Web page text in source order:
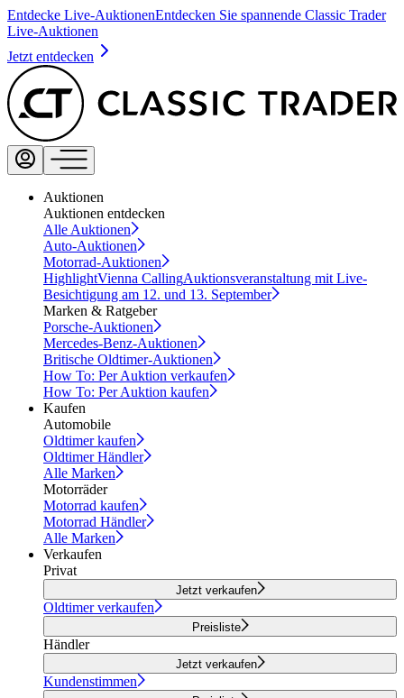
Entdecke Live-AuktionenEntdecken Sie spannende Classic Trader
Live-Auktionen
Jetzt entdecken
Auktionen
Auktionen entdecken
Alle Auktionen
Auto-Auktionen
Motorrad-Auktionen
HighlightVienna CallingAuktionsveranstaltung mit Live-
Besichtigung am 12. und 13. September
Marken & Ratgeber
Porsche-Auktionen
Mercedes-Benz-Auktionen
Britische Oldtimer-Auktionen
How To: Per Auktion verkaufen
How To: Per Auktion kaufen
Kaufen
Automobile
Oldtimer kaufen
Oldtimer Händler
Alle Marken
Motorräder
Motorrad kaufen
Motorrad Händler
Alle Marken
Verkaufen
Privat
Jetzt verkaufen
Oldtimer verkaufen
Preisliste
Händler
Jetzt verkaufen
Kundenstimmen